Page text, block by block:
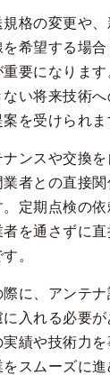
格の変更や
希望する場
要になりま
い将来技術
を受けられま
ンスや交換を
者との直接関
定期点検の
を通さずに直
。
に、アンテナ
入れる必要
績や技術力
スムーズに